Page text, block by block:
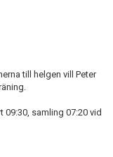
till helgen vill Peter
samling 07:20 vid